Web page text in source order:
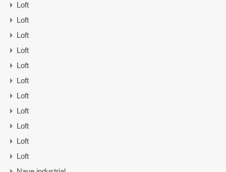
Loft
Loft
Loft
Loft
Loft
Loft
Loft
Loft
Loft
Loft
Loft